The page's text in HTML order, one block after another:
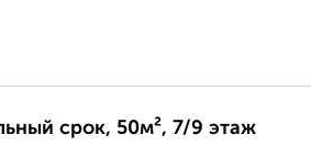
срок, 50м², 7/9 этаж